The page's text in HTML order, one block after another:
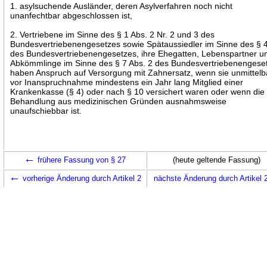
1. asylsuchende Ausländer, deren Asylverfahren noch nicht
unanfechtbar abgeschlossen ist,
2. Vertriebene im Sinne des § 1 Abs. 2 Nr. 2 und 3 des
Bundesvertriebenengesetzes sowie Spätaussiedler im Sinne des §
des Bundesvertriebenengesetzes, ihre Ehegatten, Lebenspartner
Abkömmlinge im Sinne des § 7 Abs. 2 des
haben Anspruch auf Versorgung mit Zahnersatz, wenn sie
vor Inanspruchnahme mindestens ein Jahr lang Mitglied einer
Krankenkasse (§ 4) oder nach § 10 versichert waren oder wenn die
Behandlung aus medizinischen Gründen ausnahmsweise
unaufschiebbar ist.
← frühere Fassung von § 27 (heute geltende Fassung)
← vorherige Änderung durch Artikel 2 nächste Änderung durch Artikel